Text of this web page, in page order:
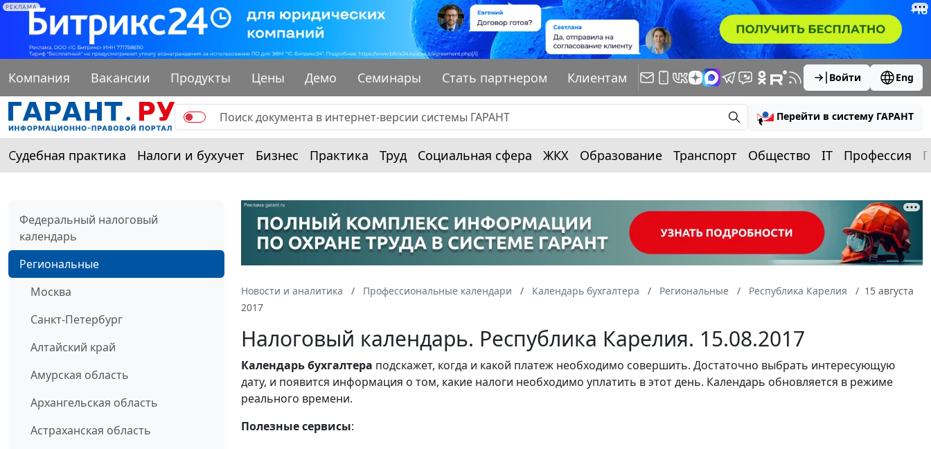
РЕКЛАМА
Компания Вакансии Продукты Цены Демо Семинары Стать партнером Клиентам Войти Eng
Перейти в систему ГАРАНТ
Судебная практика Налоги и бухучет Бизнес Практика Труд Социальная сфера ЖКХ Образование Транспорт Общество IT Профессия
Федеральный налоговый
календарь
Региональные
Москва
Санкт-Петербург
Алтайский край
Амурская область
Архангельская область
Астраханская область
Новости и аналитика Профессиональные календари Календарь бухгалтера Региональные Республика Карелия
15 августа
2017
Налоговый календарь. Республика Карелия. 15.08.2017
Календарьбухгалтера подскажет, когда и какой платеж необходимо совершить. Достаточно выбрать интересующую
дату, и появится информация о том, какие налоги необходимо уплатить в этот день. Календарь обновляется в режиме
реального времени.
Полезные сервисы: